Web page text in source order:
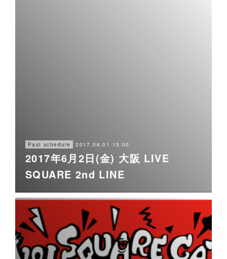
Past schedule 2017.06.01 15:00
2017年6月2日(金) 大阪 LIVE
SQUARE 2nd LINE